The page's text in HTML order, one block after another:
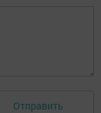
Отправить